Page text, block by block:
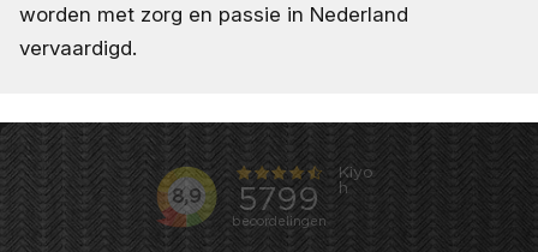
worden met zorg en passie in Nederland
vervaardigd.